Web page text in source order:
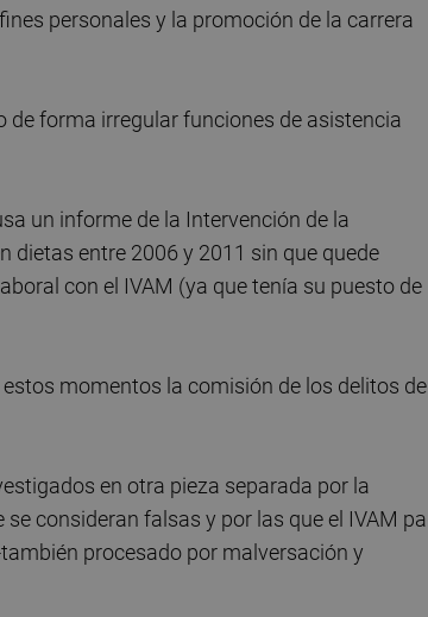
personales y la promoción de la carrera
de forma irregular funciones de asistencia
un informe de la Intervención de la
dietas entre 2006 y 2011 sin que quede
con el IVAM (ya que tenía su puesto de
momentos la comisión de los delitos de
en otra pieza separada por la
consideran falsas y por las que el IVAM
procesado por malversación y